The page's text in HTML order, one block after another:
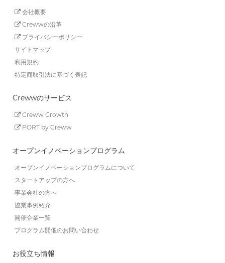
会社概要
Crewwの沿革
プライバシーポリシー
サイトマップ
利用規約
特定商取引法に基づく表記
Crewwのサービス
Creww Growth
PORT by Creww
オープンイノベーションプログラム
オープンイノベーションプログラムについて
スタートアップの方へ
事業会社の方へ
協業事例紹介
開催企業一覧
プログラム開催のお問い合わせ
お役立ち情報